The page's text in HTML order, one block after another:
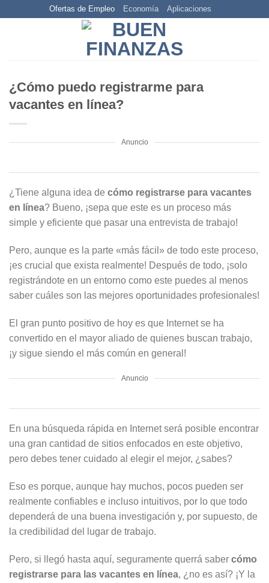
Ofertas de Empleo Economía Aplicaciones
¿Cómo puedo registrarme para
vacantes en línea?
Anuncio
¿Tiene alguna idea de cómo registrarse para vacantes
en línea? Bueno, ¡sepa que este es un proceso más
simple y eficiente que pasar una entrevista de trabajo!
Pero, aunque es la parte «más fácil» de todo este proceso,
¡es crucial que exista realmente! Después de todo, ¡solo
registrándote en un entorno como este puedes al menos
saber cuáles son las mejores oportunidades profesionales!
El gran punto positivo de hoy es que Internet se ha
convertido en el mayor aliado de quienes buscan trabajo,
¡y sigue siendo el más común en general!
Anuncio
En una búsqueda rápida en Internet será posible encontrar
una gran cantidad de sitios enfocados en este objetivo,
pero debes tener cuidado al elegir el mejor, ¿sabes?
Eso es porque, aunque hay muchos, pocos pueden ser
realmente confiables e incluso intuitivos, por lo que todo
dependerá de una buena investigación y, por supuesto, de
la credibilidad del lugar de trabajo.
Pero, si llegó hasta aquí, seguramente querrá saber cómo
registrarse para las vacantes en línea, ¿no es así? ¡Y la